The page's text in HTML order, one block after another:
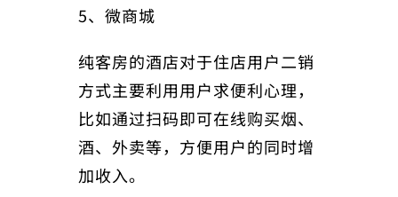
5、微商城
纯客房的酒店对于住店用户二销
方式主要利用用户求便利心理，
比如通过扫码即可在线购买烟、
酒、外卖等，方便用户的同时增
加收入。